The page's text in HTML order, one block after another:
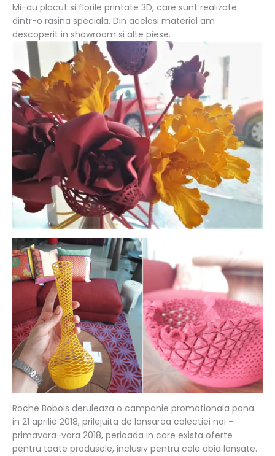
Mi-au placut si florile printate 3D, care sunt realizate
dintr-o rasina speciala. Din acelasi material am
descoperit in showroom si alte piese.
Roche Bobois deruleaza o campanie promotionala pana
in 21 aprilie 2018, prilejuita de lansarea colectiei noi –
primavara-vara 2018, perioada in care exista oferte
pentru toate produsele, inclusiv pentru cele abia lansate.